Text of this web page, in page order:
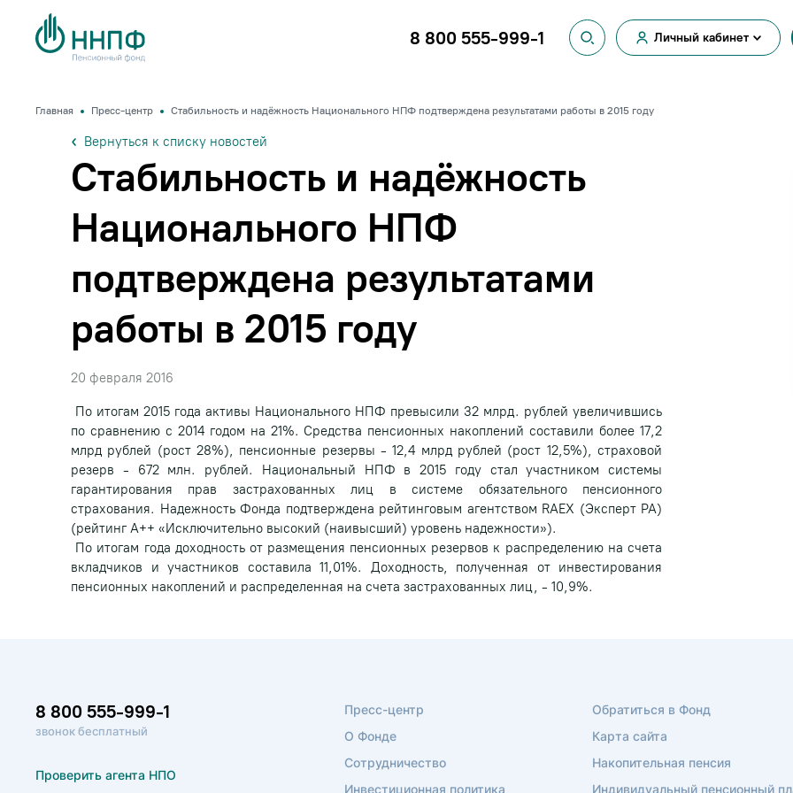
Личный кабинет
Вход для
юридических лиц
8 800 555-999-1
Главная Пресс-центр Стабильность и надёжность Национального НПФ подтверждена результатами работы в 2015 году
Вернуться к списку новостей
Стабильность и надёжность
Национального НПФ
подтверждена результатами
работы в 2015 году
20 февраля 2016
По итогам 2015 года активы Национального НПФ превысили 32 млрд. рублей увеличившись
по сравнению с 2014 годом на 21%. Средства пенсионных накоплений составили более 17,2
млрд рублей (рост 28%), пенсионные резервы - 12,4 млрд рублей (рост 12,5%), страховой
резерв - 672 млн. рублей. Национальный НПФ в 2015 году стал участником системы
гарантирования прав застрахованных лиц в системе обязательного пенсионного
страхования. Надежность Фонда подтверждена рейтинговым агентством RAEX (Эксперт РА)
(рейтинг А++ «Исключительно высокий (наивысший) уровень надежности»).
По итогам года доходность от размещения пенсионных резервов к распределению на счета
вкладчиков и участников составила 11,01%. Доходность, полученная от инвестирования
пенсионных накоплений и распределенная на счета застрахованных лиц, - 10,9%.
8 800 555-999-1
звонок бесплатный
Проверить агента НПО
Пресс-центр
О Фонде
Сотрудничество
Инвестиционная политика
Обратиться в Фонд
Карта сайта
Накопительная пенсия
Индивидуальный пенсионный